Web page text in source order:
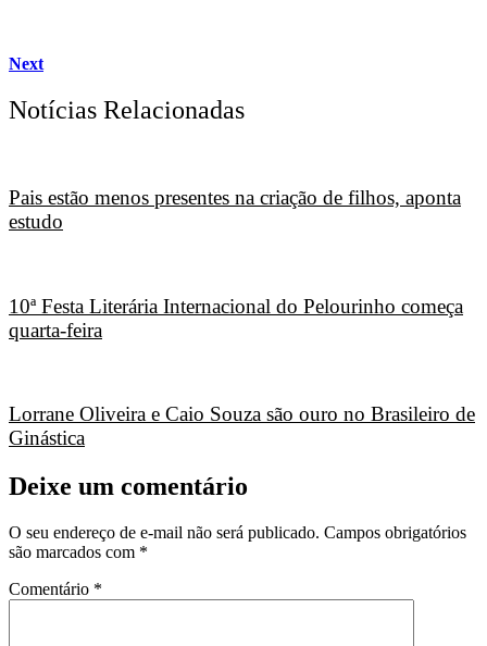
Next
Notícias Relacionadas
Pais estão menos presentes na criação de filhos, aponta
estudo
10ª Festa Literária Internacional do Pelourinho começa
quarta-feira
Lorrane Oliveira e Caio Souza são ouro no Brasileiro de
Ginástica
Deixe um comentário
O seu endereço de e-mail não será publicado. Campos obrigatórios
são marcados com *
Comentário *